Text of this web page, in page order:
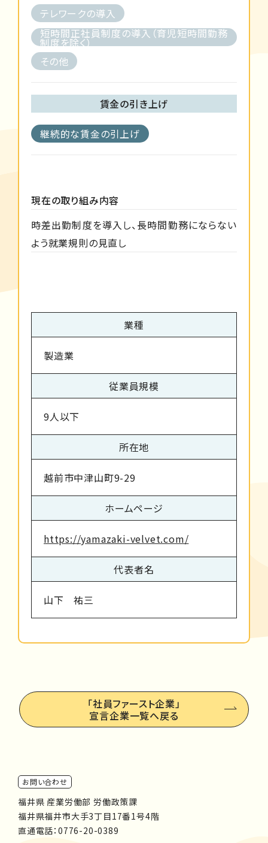
テレワークの導入
短時間正社員制度の導入（育児短時間勤務
制度を除く）
その他
賃金の引き上げ
継続的な賃金の引上げ
現在の取り組み内容
時差出勤制度を導入し、長時間勤務にならない
よう就業規則の見直し
業種
製造業
従業員規模
9人以下
所在地
越前市中津山町9-29
ホームページ
https://yamazaki-velvet.com/
代表者名
山下 祐三
「社員ファースト企業」
宣言企業一覧へ戻る
お問い合わせ
福井県 産業労働部 労働政策課
福井県福井市大手3丁目17番1号4階
直通電話： 0776-20-0389